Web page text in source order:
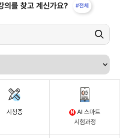
의를 찾고 계신가요? #전체
시청중 N AI 스마트
시험과정